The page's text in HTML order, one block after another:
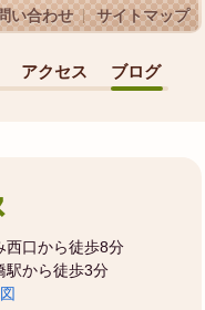
アクセス ブログ
い合わせ サイトマップ
西口から徒歩8分
駅から徒歩3分